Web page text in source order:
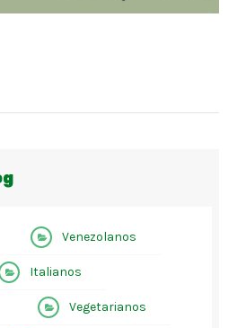
Venezolanos
Italianos
Vegetarianos